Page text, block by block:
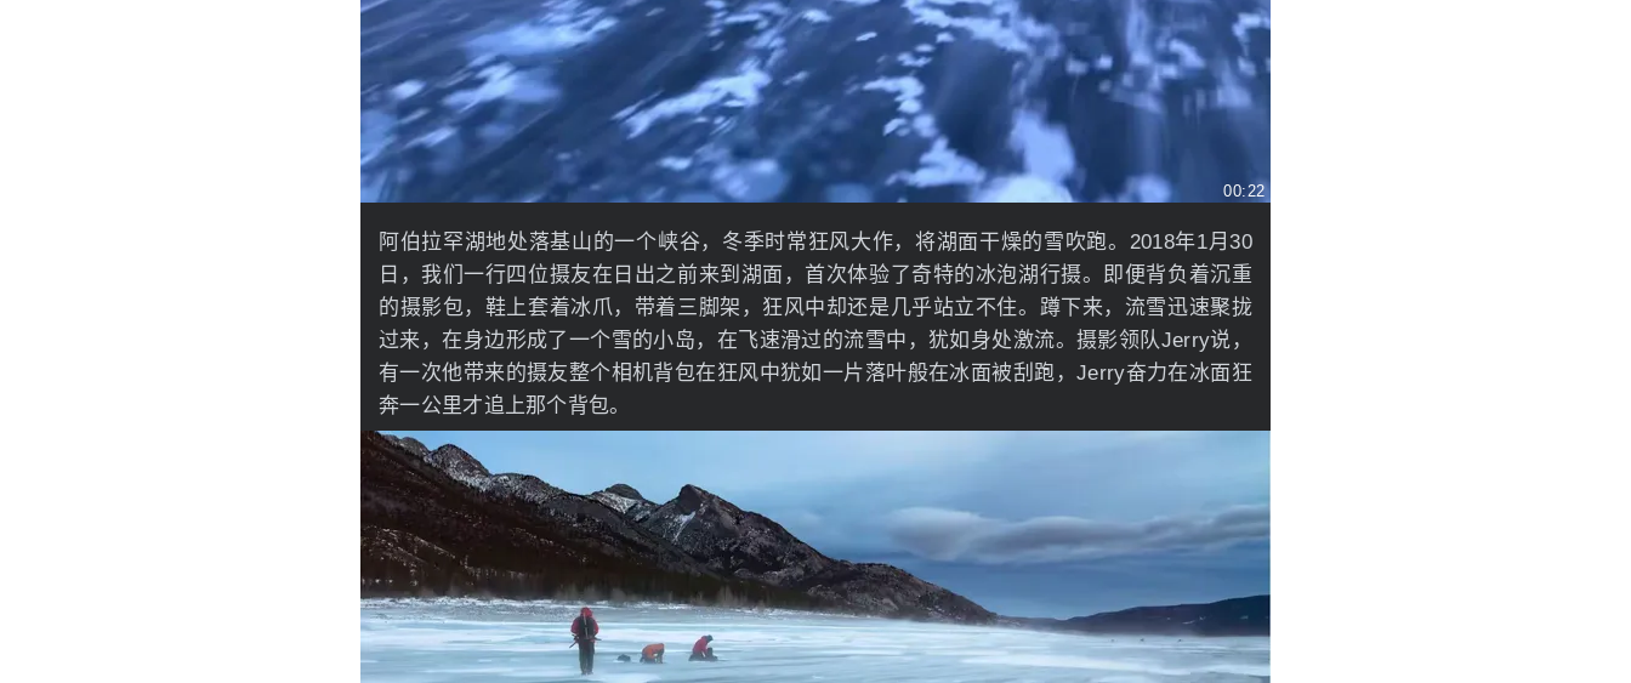
00:22
阿伯拉罕湖地处落基山的一个峡谷，冬季时常狂风大作，将湖面干燥的雪吹跑。2018年1月30
日，我们一行四位摄友在日出之前来到湖面，首次体验了奇特的冰泡湖行摄。即便背负着沉重
的摄影包，鞋上套着冰爪，带着三脚架，狂风中却还是几乎站立不住。蹲下来，流雪迅速聚拢
过来，在身边形成了一个雪的小岛，在飞速滑过的流雪中，犹如身处激流。摄影领队Jerry说，
有一次他带来的摄友整个相机背包在狂风中犹如一片落叶般在冰面被刮跑，Jerry奋力在冰面狂
奔一公里才追上那个背包。